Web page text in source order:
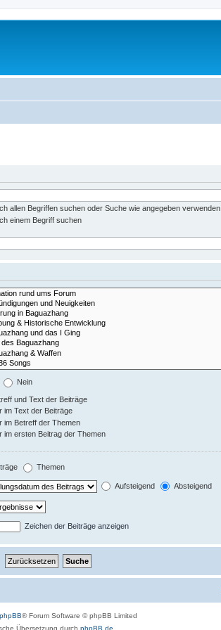
allen Begriffen suchen oder Suche wie angegeben verwenden
einem Begriff suchen
Nein
und Text der Beiträge
im Text der Beiträge
im Betreff der Themen
im ersten Beitrag der Themen
Themen
Aufsteigend Absteigend
Zeichen der Beiträge anzeigen
phpBB® Forum Software © phpBB Limited
Übersetzung durch phpBB.de